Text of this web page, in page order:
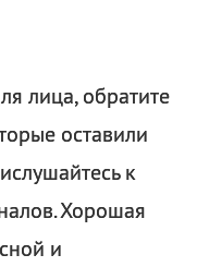
лица, обратите
оставили
к
Хорошая
и